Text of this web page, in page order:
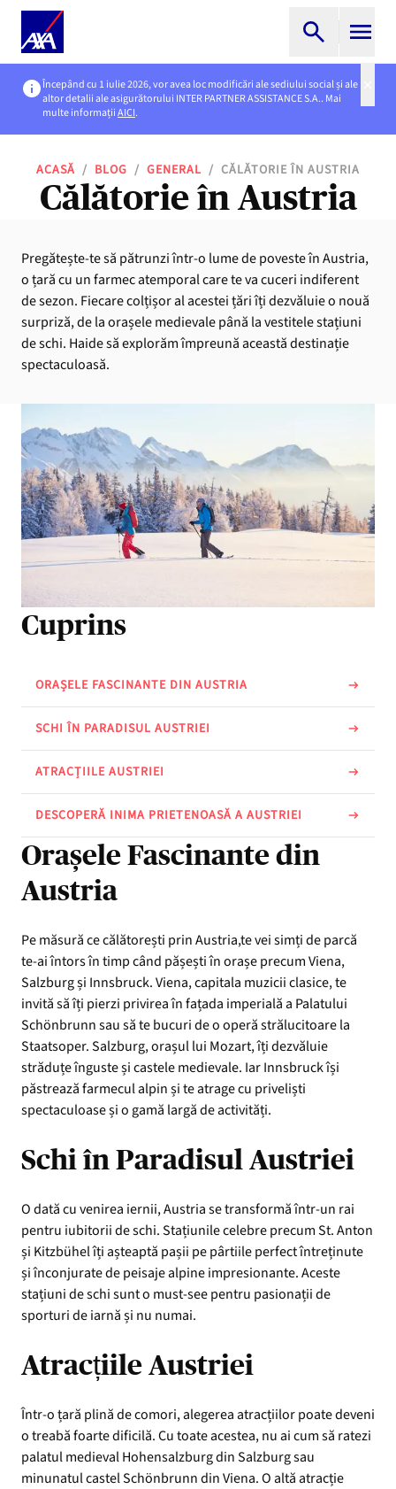
Începând cu 1 iulie 2026, vor avea loc modificări ale sediului social și ale
altor detalii ale asigurătorului INTER PARTNER ASSISTANCE S.A.. Mai
multe informațiiAICI.
ACASĂ / BLOG / GENERAL / CĂLĂTORIE ÎN AUSTRIA
Călătorie în Austria
Pregătește-te să pătrunzi într-o lume de poveste în Austria,
o țară cu un farmec atemporal care te va cuceri indiferent
de sezon. Fiecare colțișor al acestei țări îți dezvăluie o nouă
surpriză, de la orașele medievale până la vestitele stațiuni
de schi. Haide să explorăm împreună această destinație
spectaculoasă.
Cuprins
ORAȘELE FASCINANTE DIN AUSTRIA
SCHI ÎN PARADISUL AUSTRIEI
ATRACȚIILE AUSTRIEI
DESCOPERĂ INIMA PRIETENOASĂ A AUSTRIEI
Orașele Fascinante din
Austria
Pe măsură ce călătorești prin Austria,te vei simți de parcă
te-ai întors în timp când pășești în orașe precum Viena,
Salzburg și Innsbruck. Viena, capitala muzicii clasice, te
invită să îți pierzi privirea în fațada imperială a Palatului
Schönbrunn sau să te bucuri de o operă strălucitoare la
Staatsoper. Salzburg, orașul lui Mozart, îți dezvăluie
străduțe înguste și castele medievale. Iar Innsbruck își
păstrează farmecul alpin și te atrage cu priveliști
spectaculoase și o gamă largă de activități.
Schi în Paradisul Austriei
O dată cu venirea iernii, Austria se transformă într-un rai
pentru iubitorii de schi. Stațiunile celebre precum St. Anton
și Kitzbühel îți așteaptă pașii pe pârtiile perfect întreținute
și înconjurate de peisaje alpine impresionante. Aceste
stațiuni de schi sunt o must-see pentru pasionații de
sporturi de iarnă și nu numai.
Atracțiile Austriei
Într-o țară plină de comori, alegerea atracțiilor poate deveni
o treabă foarte dificilă. Cu toate acestea, nu ai cum să ratezi
palatul medieval Hohensalzburg din Salzburg sau
minunatul castel Schönbrunn din Viena. O altă atracție